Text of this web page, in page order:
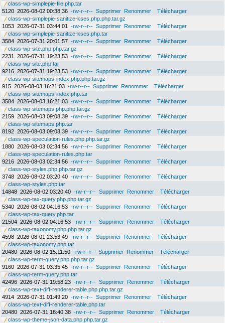
class-wp-simplepie-file.php.tar
5120 2026-08-02 00:38:36 -rw-r--r-- Supprimer Renommer
Télécharger
class-wp-simplepie-sanitize-kses.php.php.tar.gz
1053 2026-07-31 03:44:01 -rw-r--r-- Supprimer Renommer
Télécharger
class-wp-simplepie-sanitize-kses.php.tar
3584 2026-07-31 20:01:57 -rw-r--r-- Supprimer Renommer
Télécharger
class-wp-site.php.php.tar.gz
2231
2026-07-31 19:23:53 -rw-r--r-- Supprimer Renommer
Télécharger
class-wp-site.php.tar
9216 2026-07-31 19:23:53 -rw-r--r-- Supprimer Renommer
Télécharger
class-wp-sitemaps-index.php.php.tar.gz
915 2026-08-03 16:21:03 -rw-r--r-- Supprimer Renommer
Télécharger
class-wp-sitemaps-index.php.tar
3584 2026-08-03 16:21:03 -rw-r--r-- Supprimer Renommer
Télécharger
class-wp-sitemaps.php.php.tar.gz
2159 2026-08-03 09:08:39 -rw-r--r-- Supprimer Renommer
Télécharger
class-wp-sitemaps.php.tar
8192 2026-08-03 09:08:39 -rw-r--r-- Supprimer Renommer
Télécharger
class-wp-speculation-rules.php.php.tar.gz
1880 2026-08-03 02:34:56 -rw-r--r-- Supprimer Renommer
Télécharger
class-wp-speculation-rules.php.tar
9216 2026-08-03 02:34:56 -rw-r--r-- Supprimer Renommer
Télécharger
class-wp-styles.php.php.tar.gz
3748 2026-08-02 03:20:40 -rw-r--r-- Supprimer Renommer
Télécharger
class-wp-styles.php.tar
14848 2026-08-02 03:20:40 -rw-r--r-- Supprimer Renommer
Télécharger
class-wp-tax-query.php.php.tar.gz
5340 2026-08-02 04:16:53 -rw-r--r-- Supprimer Renommer
Télécharger
class-wp-tax-query.php.tar
21504 2026-08-02 04:16:53 -rw-r--r-- Supprimer Renommer
Télécharger
class-wp-taxonomy.php.php.tar.gz
4598 2026-08-01 23:53:49 -rw-r--r-- Supprimer Renommer
Télécharger
class-wp-taxonomy.php.tar
20480 2026-08-02 15:11:50 -rw-r--r-- Supprimer Renommer
Télécharger
class-wp-term-query.php.php.tar.gz
9160 2026-07-31 03:35:45 -rw-r--r-- Supprimer Renommer
Télécharger
class-wp-term-query.php.tar
42496 2026-07-31 19:58:23 -rw-r--r-- Supprimer Renommer
Télécharger
class-wp-text-diff-renderer-table.php.php.tar.gz
4914 2026-07-31 01:49:20 -rw-r--r-- Supprimer Renommer
Télécharger
class-wp-text-diff-renderer-table.php.tar
20480 2026-07-31 18:40:38 -rw-r--r-- Supprimer Renommer
Télécharger
class-wp-theme-json-data.php.php.tar.gz